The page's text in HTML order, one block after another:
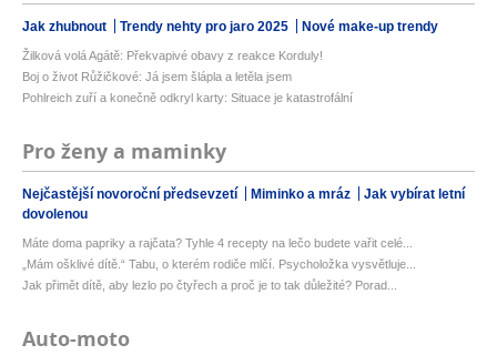
Jak zhubnout Trendy nehty pro jaro 2025 Nové make-up trendy
Žilková volá Agátě: Překvapivé obavy z reakce Korduly!
Boj o život Růžičkové: Já jsem šlápla a letěla jsem
Pohlreich zuří a konečně odkryl karty: Situace je katastrofální
Pro ženy a maminky
Nejčastější novoroční předsevzetí Miminko a mráz
Jak vybírat letní
dovolenou
Máte doma papriky a rajčata? Tyhle 4 recepty na lečo budete vařit celé...
„Mám ošklivé dítě.“ Tabu, o kterém rodiče mlčí. Psycholožka vysvětluje...
Jak přimět dítě, aby lezlo po čtyřech a proč je to tak důležité? Porad...
Auto-moto